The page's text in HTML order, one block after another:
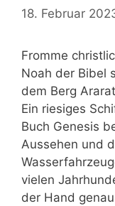
18. Februar
Fromme
Noah der Bibel
dem Berg
Ein riesiges
Buch Genesis
Aussehen und
vielen
der Hand